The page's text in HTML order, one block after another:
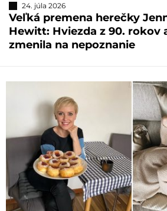
24. júla 2026
Veľká premena herečky
Hewitt: Hviezda z 90. rokov
zmenila na nepoznanie